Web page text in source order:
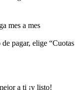
mes a mes
pagar, elige “Cuotas
a ti ¡y listo!